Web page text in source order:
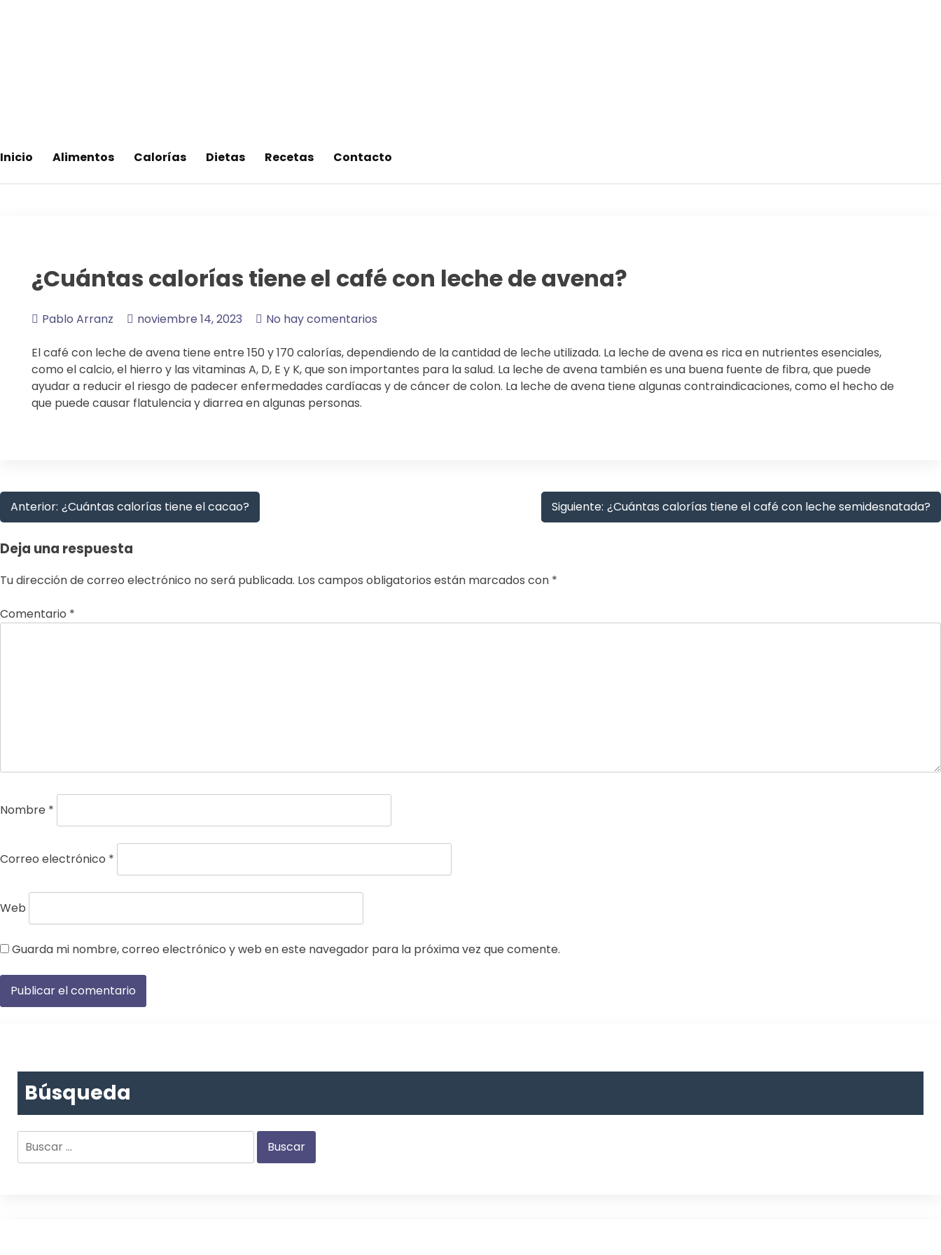
Adelgaza con en tu linea-alimentos saludables
Inicio Alimentos Calorías Dietas Recetas Contacto
¿Cuántas calorías tiene el café con leche de avena?
Pablo Arranz noviembre 14, 2023 No hay comentarios
El café con leche de avena tiene entre 150 y 170 calorías, dependiendo de la cantidad de leche utilizada. La leche de avena es rica en nutrientes esenciales,
como el calcio, el hierro y las vitaminas A, D, E y K, que son importantes para la salud. La leche de avena también es una buena fuente de fibra, que puede
ayudar a reducir el riesgo de padecer enfermedades cardíacas y de cáncer de colon. La leche de avena tiene algunas contraindicaciones, como el hecho de
que puede causar flatulencia y diarrea en algunas personas.
Navegación
de
entradas
Anterior: ¿Cuántas calorías tiene el cacao? Siguiente: ¿Cuántas calorías tiene el café con leche semidesnatada?
Deja una respuesta
Tu dirección de correo electrónico no será publicada. Los campos obligatorios están marcados con *
Comentario *
Nombre *
Correo electrónico *
Web
Guarda mi nombre, correo electrónico y web en este navegador para la próxima vez que comente.
Búsqueda